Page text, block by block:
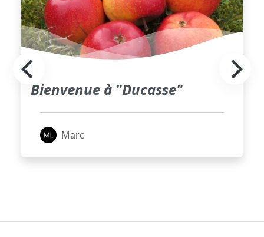
Bienvenue à "Ducasse"
Marc